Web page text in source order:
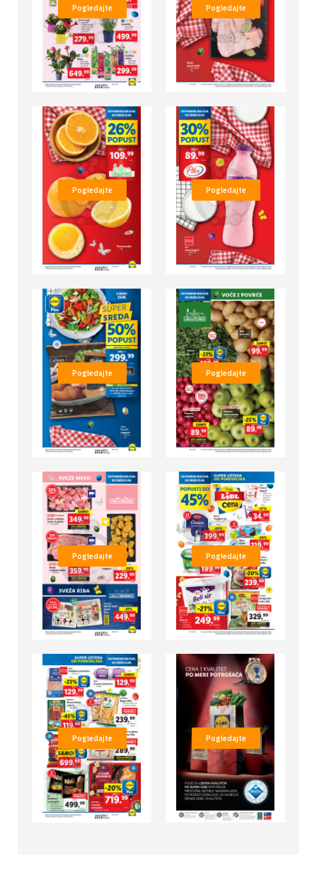
Pogledajte Pogledajte
Pogledajte Pogledajte
Pogledajte Pogledajte
Pogledajte Pogledajte
Pogledajte Pogledajte